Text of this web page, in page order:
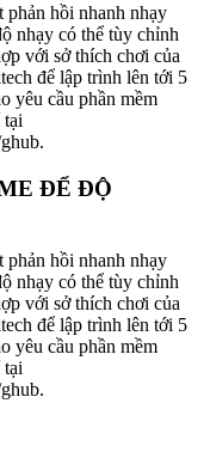
phản hồi nhanh nhạy
nhạy có thể tùy chỉnh
với sở thích chơi của
để lập trình lên tới 5
yêu cầu phần mềm
ĐỂ ĐỘ
phản hồi nhanh nhạy
nhạy có thể tùy chỉnh
với sở thích chơi của
để lập trình lên tới 5
yêu cầu phần mềm
tại